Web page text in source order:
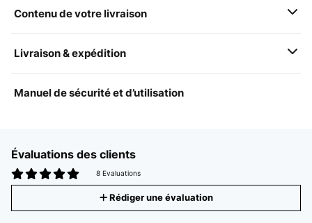
Contenu de votre livraison
Livraison & expédition
Manuel de sécurité et d’utilisation
Évaluations des clients
8 Evaluations
Rédiger une évaluation